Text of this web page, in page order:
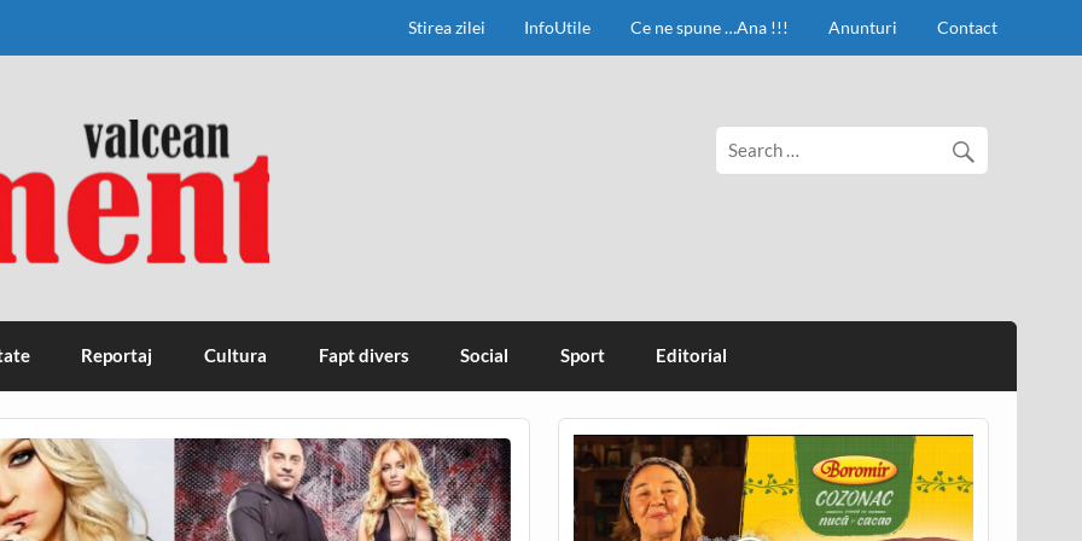
Stirea zilei InfoUtile Ce ne spune …Ana !!! Anunturi Contact
Reportaj Cultura Fapt divers Social Sport Editorial